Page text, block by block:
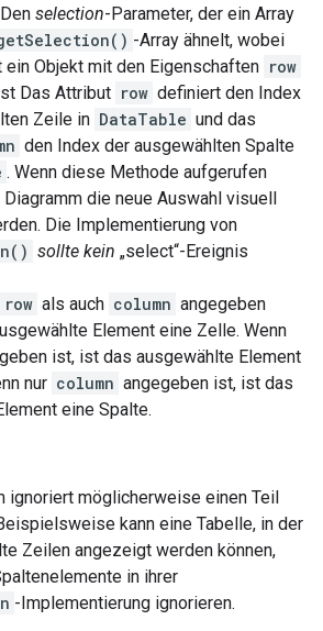
selection-Parameter, der ein Array
-Array ähnelt, wobei
ein Objekt mit den Eigenschaften row
Das Attribut row definiert den Index
Zeile in DataTable und das
den Index der ausgewählten Spalte
. Wenn diese Methode aufgerufen
die neue Auswahl visuell
Die Implementierung von
sollte kein „select“-Ereignis
row als auch column angegeben
Element eine Zelle. Wenn
ist, ist das ausgewählte Element
nur column angegeben ist, ist das
eine Spalte.
ignoriert möglicherweise einen Teil
kann eine Tabelle, in der
Zeilen angezeigt werden können,
in ihrer
-Implementierung ignorieren.